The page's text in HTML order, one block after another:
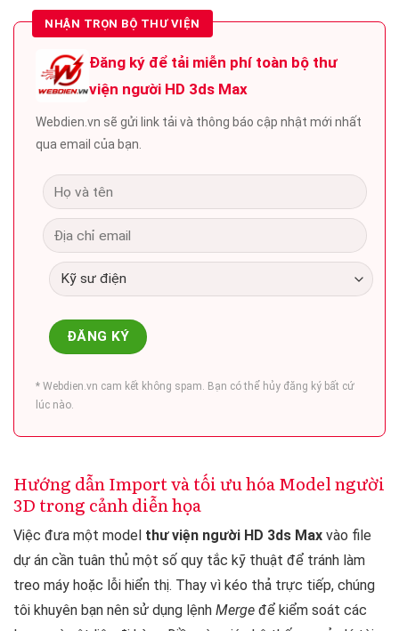
NHẬN TRỌN BỘ THƯ VIỆN
Đăng ký để tải miễn phí toàn bộ thư
viện người HD 3ds Max
Webdien.vn sẽ gửi link tải và thông báo cập nhật mới nhất
qua email của bạn.
* Webdien.vn cam kết không spam. Bạn có thể hủy đăng ký bất cứ
lúc nào.
Hướng dẫn Import và tối ưu hóa Model người
3D trong cảnh diễn họa
Việc đưa một model thư viện người HD 3ds Max vào file
dự án cần tuân thủ một số quy tắc kỹ thuật để tránh làm
treo máy hoặc lỗi hiển thị. Thay vì kéo thả trực tiếp, chúng
tôi khuyên bạn nên sử dụng lệnh Merge để kiểm soát các